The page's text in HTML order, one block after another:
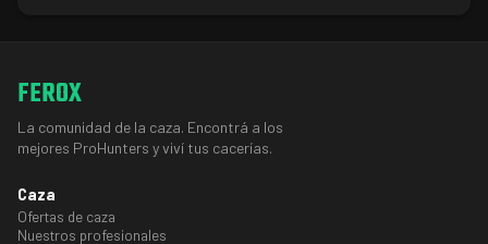
FEROX
La comunidad de la caza. Encontrá a los
mejores ProHunters y viví tus cacerías.
Caza
Ofertas de caza
Nuestros profesionales